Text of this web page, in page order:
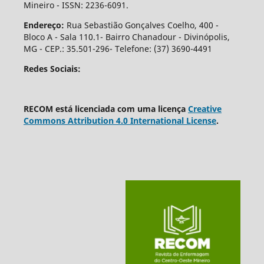
Mineiro - ISSN: 2236-6091.
Endereço: Rua Sebastião Gonçalves Coelho, 400 -
Bloco A - Sala 110.1- Bairro Chanadour - Divinópolis,
MG - CEP.: 35.501-296- Telefone: (37) 3690-4491
Redes Sociais:
RECOM está licenciada com uma licença Creative
Commons Attribution 4.0 International License.